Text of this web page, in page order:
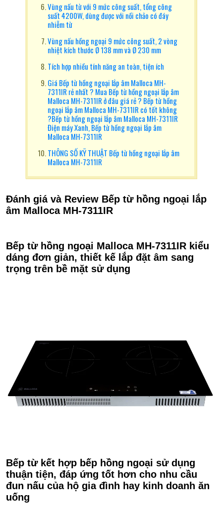
Vùng nấu từ với 9 mức công suất, tổng công
suất 4200W, dùng được với nồi chảo có đáy
nhiễm từ
Vùng nấu hồng ngoại 9 mức công suất, 2 vòng
nhiệt kích thước Ø 138 mm và Ø 230 mm
Tích hợp nhiều tính năng an toàn, tiện ích
Giá Bếp từ hồng ngoại lắp âm Malloca MH-
7311IR rẻ nhất ? Mua Bếp từ hồng ngoại lắp âm
Malloca MH-7311IR ở đâu giá rẻ ? Bếp từ hồng
ngoại lắp âm Malloca MH-7311IR có tốt không
?Bếp từ hồng ngoại lắp âm Malloca MH-7311IR
Điện máy Xanh, Bếp từ hồng ngoại lắp âm
Malloca MH-7311IR
THÔNG SỐ KỸ THUẬT Bếp từ hồng ngoại lắp âm
Malloca MH-7311IR
Đánh giá và Review Bếp từ hồng ngoại lắp
âm Malloca MH-7311IR
Bếp từ hồng ngoại Malloca MH-7311IR kiểu
dáng đơn giản, thiết kế lắp đặt âm sang
trọng trên bề mặt sử dụng
Bếp từ kết hợp bếp hồng ngoại sử dụng
thuận tiện, đáp ứng tốt hơn cho nhu cầu
đun nấu của hộ gia đình hay kinh doanh ăn
uống